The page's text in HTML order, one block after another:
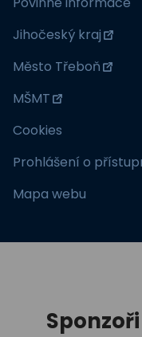
Jihočeský kraj
Město Třeboň
MŠMT
Cookies
Prohlášení o
Mapa webu